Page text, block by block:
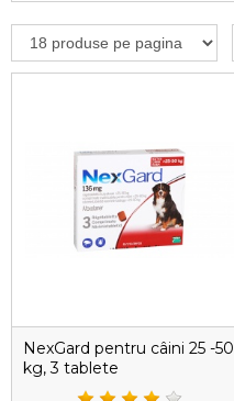
NexGard pentru câini 25 -50
kg, 3 tablete